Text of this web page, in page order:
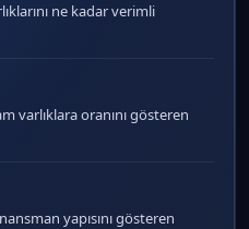
ne kadar verimli
varlıklara oranını gösteren
yapısını gösteren